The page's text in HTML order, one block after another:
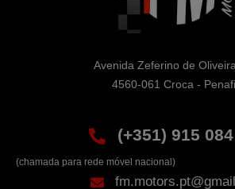
Avenida Zeferino de
4560-061 Croca -
(+351) 915
(chamada para rede móvel nacional)